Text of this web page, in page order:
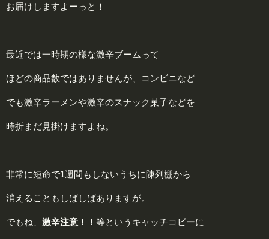
お届けしますよーっと！
最近では一時期の様な激辛ブームって
ほどの商品数ではありませんが、コンビニなど
でも激辛ラーメンや激辛のスナック菓子などを
時折まだ見掛けますよね。
非常に短命で1週間もしないうちに陳列棚から
消えることもしばしばありますが。
でもね、 激辛注意！！ 等というキャッチコピーに